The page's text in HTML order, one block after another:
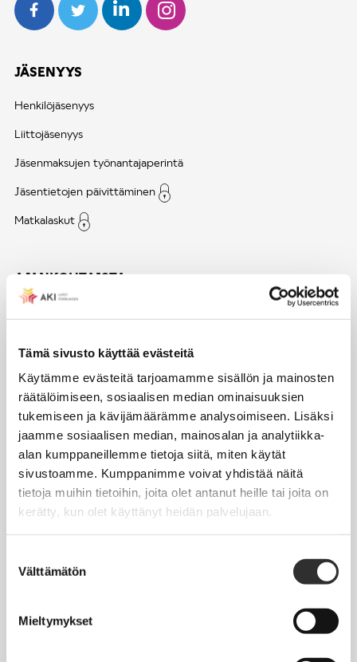
Tämä sivusto käyttää evästeitä
Käytämme evästeitä tarjoamamme sisällön ja mainosten
räätälöimiseen, sosiaalisen median ominaisuuksien
tukemiseen ja kävijämäärämme analysoimiseen. Lisäksi
jaamme sosiaalisen median, mainosalan ja analytiikka-
alan kumppaneillemme tietoja siitä, miten käytät
sivustoamme. Kumppanimme voivat yhdistää näitä
tietoja muihin tietoihin, joita olet antanut heille tai joita on
kerätty, kun olet käyttänyt heidän palvelujaan.
valinta
Välttämätön
Mieltymykset
JÄSENYYS
Henkilöjäsenyys
Liittojäsenyys
Jäsenmaksujen työnantajaperintä
Jäsentietojen päivittäminen
Matkalaskut
AJANKOHTAISTA
Crux-lehti
JOBI
TYÖELÄMÄOPAS
Työnhaku
KirVESTES 2025-2028, KJTES sekä muut työ- ja
Palkkaus